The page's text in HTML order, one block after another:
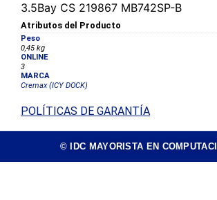
3.5Bay CS 219867 MB742SP-B
Atributos del Producto
Peso
0,45 kg
ONLINE
3
MARCA
Cremax (ICY DOCK)
POLÍTICAS DE GARANTÍA
© IDC MAYORISTA EN